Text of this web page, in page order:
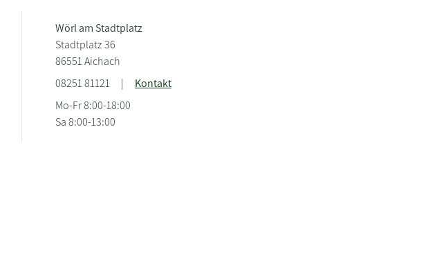
Wörl am Stadtplatz
Stadtplatz 36
86551 Aichach
08251 81121
|
Kontakt
Mo-Fr 8:00-18:00
Sa 8:00-13:00